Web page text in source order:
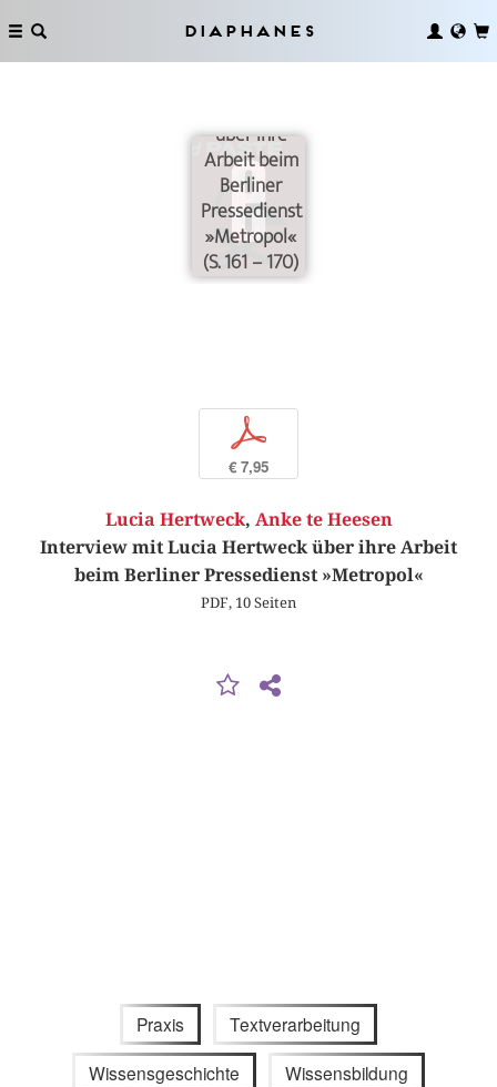
Diaphanes
Interview mit
über ihre
Arbeit beim
Berliner
Pressedienst
»Metropol«
(S. 161 – 170)
p
€ 7,95
Lucia Hertweck, Anke te Heesen
Interview mit Lucia Hertweck über ihre Arbeit
beim Berliner Pressedienst »Metropol«
PDF, 10 Seiten
Praxis Textverarbeitung
Wissensgeschichte Wissensbildung